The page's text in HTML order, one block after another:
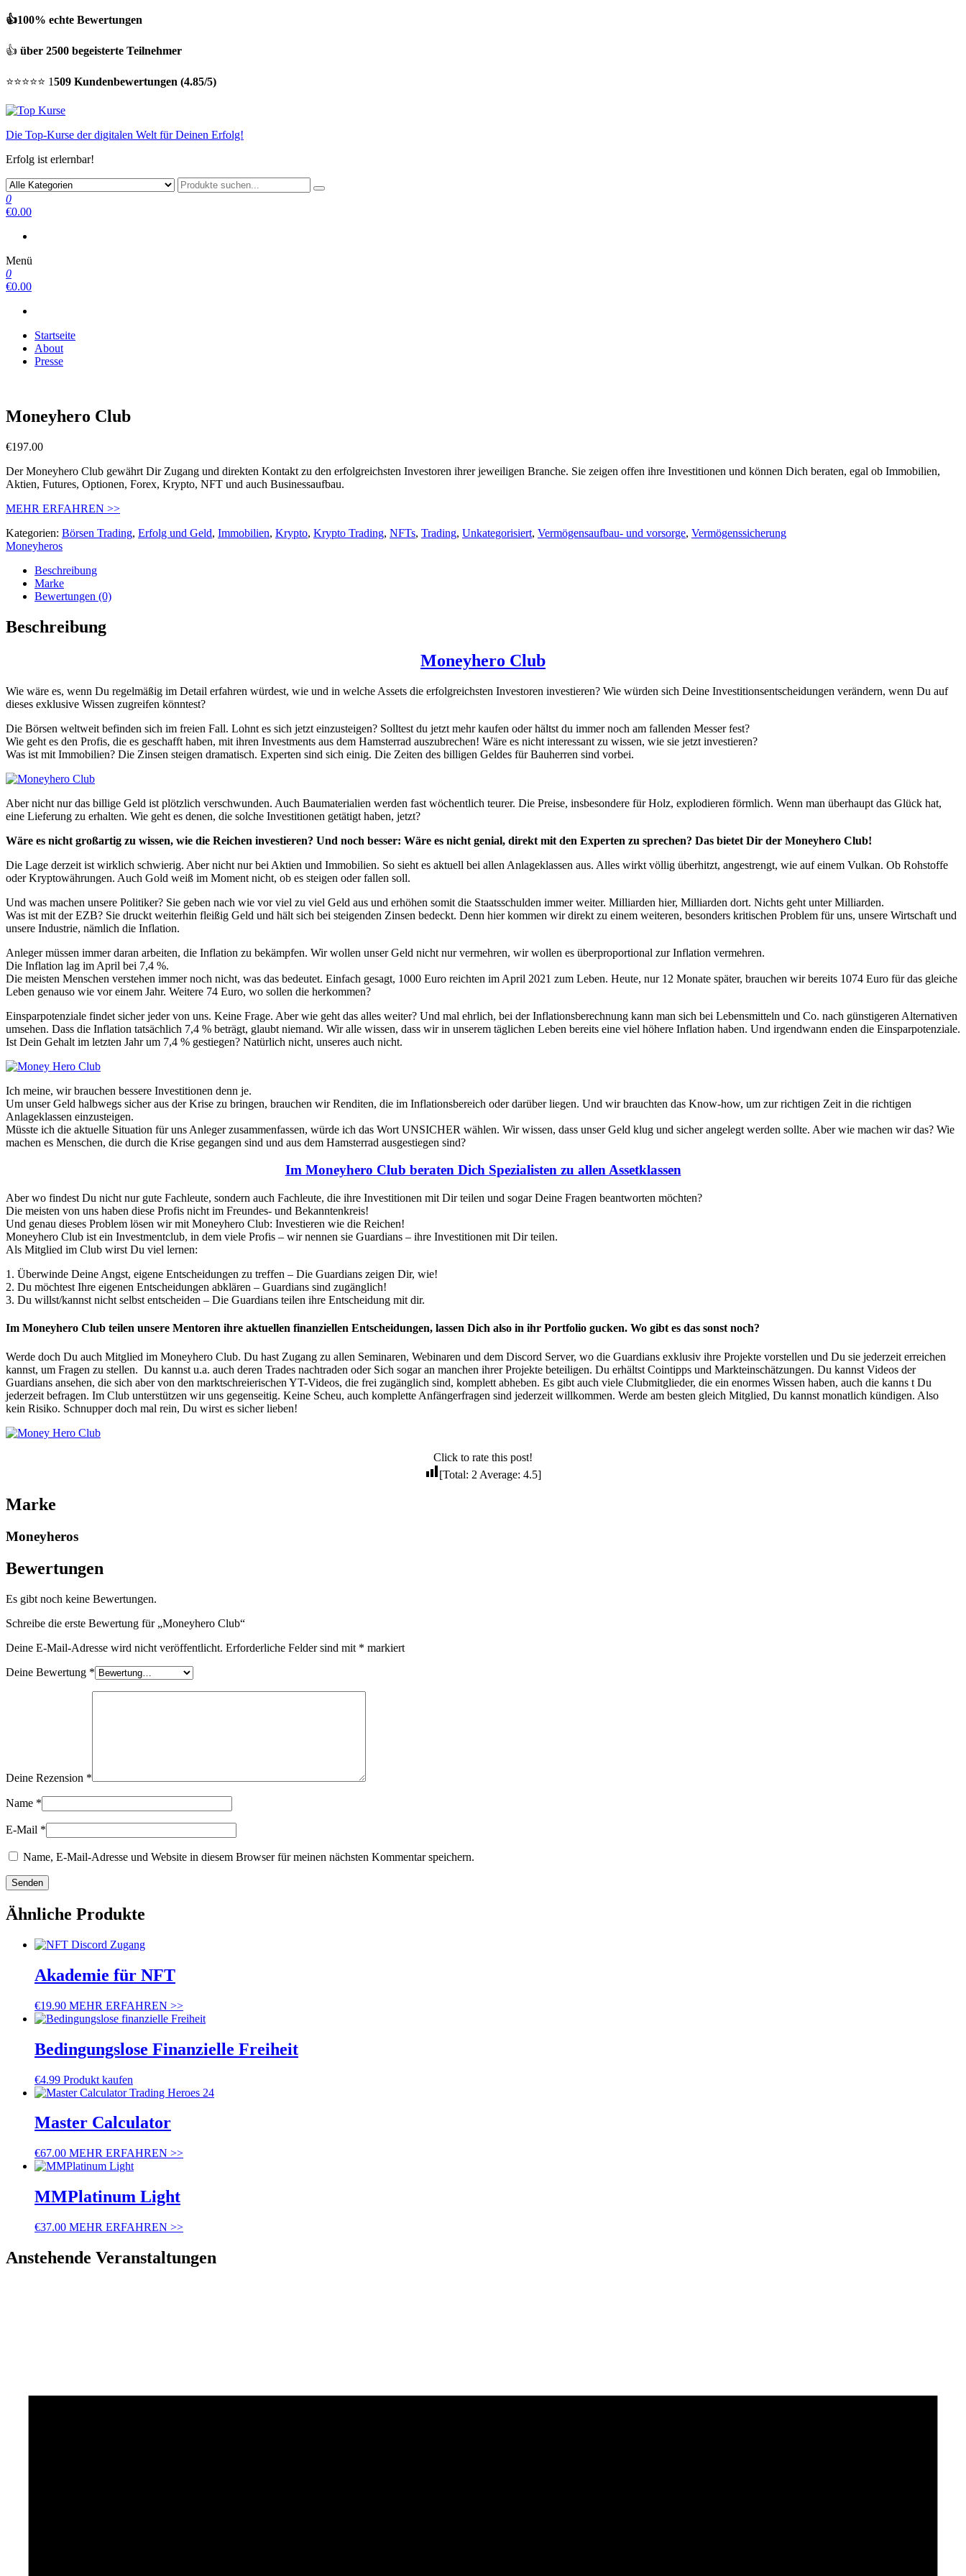
👍100% echte Bewertungen
👍 über 2500 begeisterte Teilnehmer
⭐⭐⭐⭐⭐ 1509 Kundenbewertungen (4.85/5)
Die Top-Kurse der digitalen Welt für Deinen Erfolg!
Erfolg ist erlernbar!
0
€0.00
Menü
0
€0.00
Startseite
About
Presse
Moneyhero Club
€197.00
Der Moneyhero Club gewährt Dir Zugang und direkten Kontakt zu den erfolgreichsten Investoren ihrer jeweiligen Branche. Sie zeigen offen ihre Investitionen und können Dich beraten, egal ob Immobilien,
Aktien, Futures, Optionen, Forex, Krypto, NFT und auch Businessaufbau.
MEHR ERFAHREN >>
Kategorien: Börsen Trading, Erfolg und Geld, Immobilien, Krypto, Krypto Trading, NFTs, Trading, Unkategorisiert, Vermögensaufbau- und vorsorge, Vermögenssicherung
Moneyheros
Beschreibung
Marke
Bewertungen (0)
Beschreibung
Moneyhero Club
Wie wäre es, wenn Du regelmäßig im Detail erfahren würdest, wie und in welche Assets die erfolgreichsten Investoren investieren? Wie würden sich Deine Investitionsentscheidungen verändern, wenn Du auf
dieses exklusive Wissen zugreifen könntest?
Die Börsen weltweit befinden sich im freien Fall. Lohnt es sich jetzt einzusteigen? Solltest du jetzt mehr kaufen oder hältst du immer noch am fallenden Messer fest?
Wie geht es den Profis, die es geschafft haben, mit ihren Investments aus dem Hamsterrad auszubrechen! Wäre es nicht interessant zu wissen, wie sie jetzt investieren?
Was ist mit Immobilien? Die Zinsen steigen dramatisch. Experten sind sich einig. Die Zeiten des billigen Geldes für Bauherren sind vorbei.
Aber nicht nur das billige Geld ist plötzlich verschwunden. Auch Baumaterialien werden fast wöchentlich teurer. Die Preise, insbesondere für Holz, explodieren förmlich. Wenn man überhaupt das Glück hat,
eine Lieferung zu erhalten. Wie geht es denen, die solche Investitionen getätigt haben, jetzt?
Wäre es nicht großartig zu wissen, wie die Reichen investieren? Und noch besser: Wäre es nicht genial, direkt mit den Experten zu sprechen? Das bietet Dir der Moneyhero Club!
Die Lage derzeit ist wirklich schwierig. Aber nicht nur bei Aktien und Immobilien. So sieht es aktuell bei allen Anlageklassen aus. Alles wirkt völlig überhitzt, angestrengt, wie auf einem Vulkan. Ob Rohstoffe
oder Kryptowährungen. Auch Gold weiß im Moment nicht, ob es steigen oder fallen soll.
Und was machen unsere Politiker? Sie geben nach wie vor viel zu viel Geld aus und erhöhen somit die Staatsschulden immer weiter. Milliarden hier, Milliarden dort. Nichts geht unter Milliarden.
Was ist mit der EZB? Sie druckt weiterhin fleißig Geld und hält sich bei steigenden Zinsen bedeckt. Denn hier kommen wir direkt zu einem weiteren, besonders kritischen Problem für uns, unsere Wirtschaft und
unsere Industrie, nämlich die Inflation.
Anleger müssen immer daran arbeiten, die Inflation zu bekämpfen. Wir wollen unser Geld nicht nur vermehren, wir wollen es überproportional zur Inflation vermehren.
Die Inflation lag im April bei 7,4 %.
Die meisten Menschen verstehen immer noch nicht, was das bedeutet. Einfach gesagt, 1000 Euro reichten im April 2021 zum Leben. Heute, nur 12 Monate später, brauchen wir bereits 1074 Euro für das gleiche
Leben genauso wie vor einem Jahr. Weitere 74 Euro, wo sollen die herkommen?
Einsparpotenziale findet sicher jeder von uns. Keine Frage. Aber wie geht das alles weiter? Und mal ehrlich, bei der Inflationsberechnung kann man sich bei Lebensmitteln und Co. nach günstigeren Alternativen
umsehen. Dass die Inflation tatsächlich 7,4 % beträgt, glaubt niemand. Wir alle wissen, dass wir in unserem täglichen Leben bereits eine viel höhere Inflation haben. Und irgendwann enden die Einsparpotenziale.
Ist Dein Gehalt im letzten Jahr um 7,4 % gestiegen? Natürlich nicht, unseres auch nicht.
Ich meine, wir brauchen bessere Investitionen denn je.
Um unser Geld halbwegs sicher aus der Krise zu bringen, brauchen wir Renditen, die im Inflationsbereich oder darüber liegen. Und wir brauchten das Know-how, um zur richtigen Zeit in die richtigen
Anlageklassen einzusteigen.
Müsste ich die aktuelle Situation für uns Anleger zusammenfassen, würde ich das Wort UNSICHER wählen. Wir wissen, dass unser Geld klug und sicher angelegt werden sollte. Aber wie machen wir das? Wie
machen es Menschen, die durch die Krise gegangen sind und aus dem Hamsterrad ausgestiegen sind?
Im Moneyhero Club beraten Dich Spezialisten zu allen Assetklassen
Aber wo findest Du nicht nur gute Fachleute, sondern auch Fachleute, die ihre Investitionen mit Dir teilen und sogar Deine Fragen beantworten möchten?
Die meisten von uns haben diese Profis nicht im Freundes- und Bekanntenkreis!
Und genau dieses Problem lösen wir mit Moneyhero Club: Investieren wie die Reichen!
Moneyhero Club ist ein Investmentclub, in dem viele Profis – wir nennen sie Guardians – ihre Investitionen mit Dir teilen.
Als Mitglied im Club wirst Du viel lernen:
1. Überwinde Deine Angst, eigene Entscheidungen zu treffen – Die Guardians zeigen Dir, wie!
2. Du möchtest Ihre eigenen Entscheidungen abklären – Guardians sind zugänglich!
3. Du willst/kannst nicht selbst entscheiden – Die Guardians teilen ihre Entscheidung mit dir.
Im Moneyhero Club teilen unsere Mentoren ihre aktuellen finanziellen Entscheidungen, lassen Dich also in ihr Portfolio gucken. Wo gibt es das sonst noch?
Werde doch Du auch Mitglied im Moneyhero Club. Du hast Zugang zu allen Seminaren, Webinaren und dem Discord Server, wo die Guardians exklusiv ihre Projekte vorstellen und Du sie jederzeit erreichen
kannst, um Fragen zu stellen. Du kannst u.a. auch deren Trades nachtraden oder Sich sogar an manchen ihrer Projekte beteiligen. Du erhältst Cointipps und Markteinschätzungen. Du kannst Videos der
Guardians ansehen, die sich aber von den marktschreierischen YT-Videos, die frei zugänglich sind, komplett abheben. Es gibt auch viele Clubmitglieder, die ein enormes Wissen haben, auch die kanns t Du
jederzeit befragen. Im Club unterstützen wir uns gegenseitig. Keine Scheu, auch komplette Anfängerfragen sind jederzeit willkommen. Werde am besten gleich Mitglied, Du kannst monatlich kündigen. Also
kein Risiko. Schnupper doch mal rein, Du wirst es sicher lieben!
Click to rate this post!
[Total: 2 Average: 4.5]
Marke
Moneyheros
Bewertungen
Es gibt noch keine Bewertungen.
Schreibe die erste Bewertung für „Moneyhero Club“
Deine E-Mail-Adresse wird nicht veröffentlicht. Erforderliche Felder sind mit * markiert
Deine Bewertung *
Deine Rezension *
Name *
E-Mail *
Name, E-Mail-Adresse und Website in diesem Browser für meinen nächsten Kommentar speichern.
Ähnliche Produkte
Akademie für NFT
€19.90 MEHR ERFAHREN >>
Bedingungslose Finanzielle Freiheit
€4.99 Produkt kaufen
Master Calculator
€67.00 MEHR ERFAHREN >>
MMPlatinum Light
€37.00 MEHR ERFAHREN >>
Anstehende Veranstaltungen